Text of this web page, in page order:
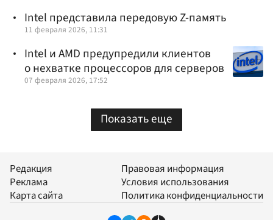
Intel представила передовую Z-память
11 февраля 2026, 11:31
Intel и AMD предупредили клиентов
о нехватке процессоров для серверов
07 февраля 2026, 17:52
Показать еще
Редакция
Реклама
Карта сайта
Правовая информация
Условия использования
Политика конфиденциальности